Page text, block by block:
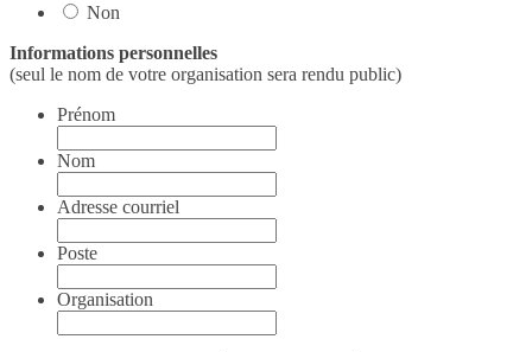
Non
Informations personnelles
(seul le nom de votre organisation sera rendu public)
Prénom
Nom
Adresse courriel
Poste
Organisation